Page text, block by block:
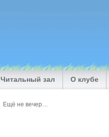
Читальный зал О клубе
Ещё не вечер…